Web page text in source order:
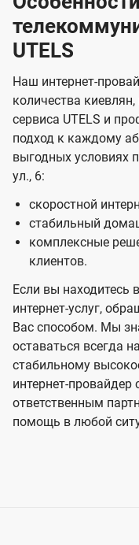
UTELS
Наш интернет-
количества
сервиса UTELS и
подход к каждому
выгодных условиях
ул., 6:
скоростной
стабильный
комплексные
клиентов.
Если вы находитесь
интернет-услуг,
Вас способом. Мы
оставаться всегда
стабильному
интернет-
ответственным
помощь в любой